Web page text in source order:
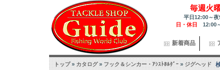
毎週火
平日12:00～
日・休日 12:00
新着商品
トップ»カタログ»フック＆シンカー・ｱｼｽﾄﾎﾙﾀﾞｰ»ジグヘッド